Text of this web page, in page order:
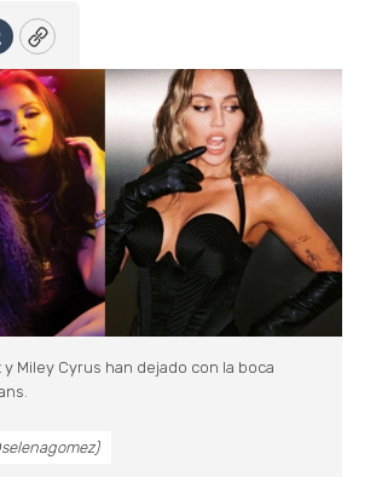
Copy
y Miley Cyrus han dejado con la boca